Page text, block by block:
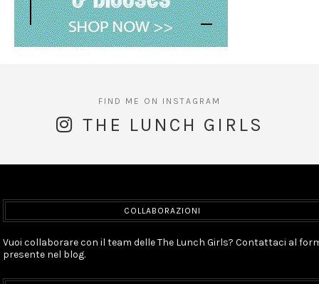
THE LUNCH GIRLS
COLLABORAZIONI
Vuoi collaborare con il team delle The Lunch Girls? Contattaci al
presente nel blog.